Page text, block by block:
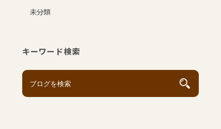
未分類
キーワード検索